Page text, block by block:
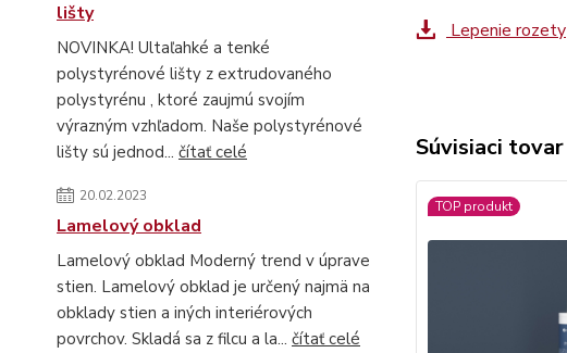
lišty
NOVINKA! Ultaľahké a tenké
polystyrénové lišty z extrudovaného
polystyrénu , ktoré zaujmú svojím
výrazným vzhľadom. Naše polystyrénové
lišty sú jednod... čítať celé
20.02.2023
Lamelový obklad
Lamelový obklad Moderný trend v úprave
stien. Lamelový obklad je určený najmä na
obklady stien a iných interiérových
povrchov. Skladá sa z filcu a la... čítať celé
Lepenie rozety
Súvisiaci tovar
TOP produkt